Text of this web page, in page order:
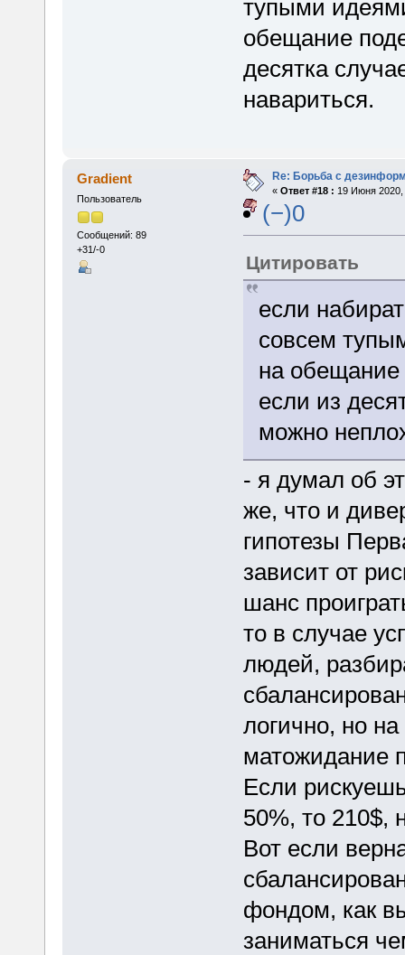
тупыми
обещание
десятка
навариться.
Gradient
Пользователь
Сообщений: 89
+31/-0
Re: Борьба с
« Ответ #18 : 19 Июня 2020,
(−)0
Цитировать
если
совсем
на обещание
если из
можно
- я думал об
же, что и
гипотезы
зависит от
шанс
то в случае
людей,
логично, но
матожидание
Если
50%, то 210$,
Вот если
фондом, как
заниматься